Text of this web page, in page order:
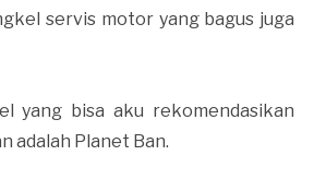
servis motor yang bagus juga
yang bisa aku rekomendasikan
adalah Planet Ban.